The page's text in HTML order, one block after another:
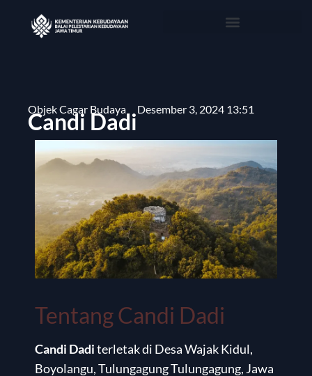
Objek Cagar Budaya Desember 3, 2024 13:51
Candi Dadi
Tentang Candi Dadi
Candi Daditerletak di Desa Wajak Kidul,
Boyolangu, Tulungagung Tulungagung, Jawa